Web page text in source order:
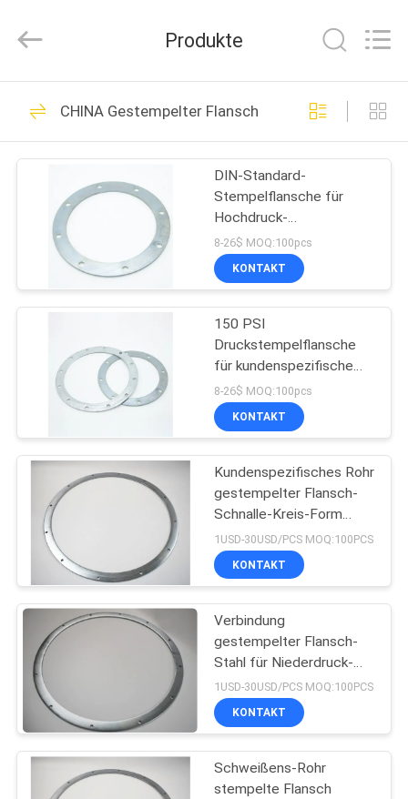
HEIM
PRODUKTE
ÜBER
WERKSBESICHTIGUNG
QUALITÄTSKONTROLLE
KONTAKT
MIT
NACHRICHTEN
FÄLLE
SITEMAP
PRIVACY
POLICY
CO.,LTD.
188
galvanisierte
Bohrrohrklemme
152
Schnelle Freigabe-
Bohrrohrklemme
167
Staub-
Entnahmeleitung
97
Produkte
CHINA Gestempelter Flansch
DIN-Standard-
Stempelflansche für
Hochdruck-
Metallflansche,
Ventilation und
Staubentfernung
8-26$ MOQ:100pcs
KONTAKT
150 PSI
Druckstempelflansche
für kundenspezifische
runde Formen in Industrie
und Schwerlast
8-26$ MOQ:100pcs
KONTAKT
Kundenspezifisches Rohr
gestempelter Flansch-
Schnalle-Kreis-Form
LÄRM AMSE Standard
1USD-30USD/PCS MOQ:100PCS
KONTAKT
Verbindung
gestempelter Flansch-
Stahl für Niederdruck-
Rohrleitungsbau-Wasser-
Pumpenventil
1USD-30USD/PCS MOQ:100PCS
KONTAKT
Schweißens-Rohr
stempelte Flansch